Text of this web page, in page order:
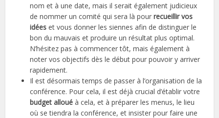
nom et à une date, mais il serait également judicieux
de nommer un comité qui sera là pourrecueillir vos
idées et vous donner les siennes afin de distinguer le
bon du mauvais et produire un résultat plus optimal.
N’hésitez pas à commencer tôt, mais également à
noter vos objectifs dès le début pour pouvoir y arriver
rapidement.
Il est désormais temps de passer à l’organisation de la
conférence. Pour cela, il est déjà crucial d’établir votre
budget allouéà cela, et à préparer les menus, le lieu
où se tiendra la conférence, et insister pour faire une